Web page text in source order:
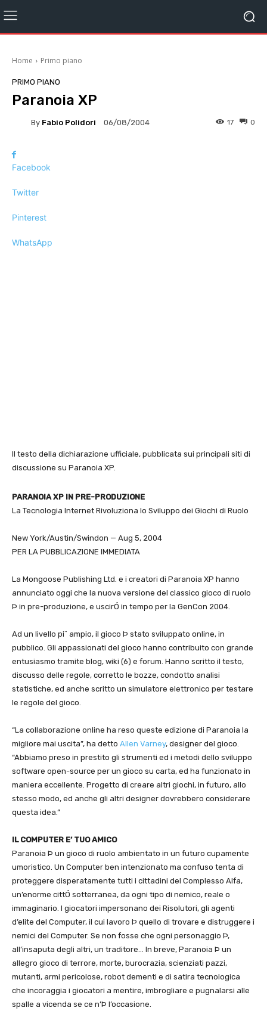
Home Primo piano
PRIMO PIANO
Paranoia XP
By Fabio Polidori 06/08/2004 0
17
Facebook
Twitter
Pinterest
WhatsApp
Il testo della dichiarazione ufficiale, pubblicata sui principali siti di
discussione su Paranoia XP.
PARANOIA XP IN PRE-PRODUZIONE
La Tecnologia Internet Rivoluziona lo Sviluppo dei Giochi di Ruolo
New York/Austin/Swindon — Aug 5, 2004
PER LA PUBBLICAZIONE IMMEDIATA
La Mongoose Publishing Ltd. e i creatori di Paranoia XP hanno
annunciato oggi che la nuova versione del classico gioco di ruolo
Þ in pre-produzione, e uscirÓ in tempo per la GenCon 2004.
Ad un livello pi¨ ampio, il gioco Þ stato sviluppato online, in
pubblico. Gli appassionati del gioco hanno contribuito con grande
entusiasmo tramite blog, wiki (6) e forum. Hanno scritto il testo,
discusso delle regole, corretto le bozze, condotto analisi
statistiche, ed anche scritto un simulatore elettronico per testare
le regole del gioco.
“La collaborazione online ha reso queste edizione di Paranoia la
migliore mai uscita”, ha detto Allen Varney, designer del gioco.
“Abbiamo preso in prestito gli strumenti ed i metodi dello sviluppo
software open-source per un gioco su carta, ed ha funzionato in
maniera eccellente. Progetto di creare altri giochi, in futuro, allo
stesso modo, ed anche gli altri designer dovrebbero considerare
questa idea.”
IL COMPUTER E’ TUO AMICO
Paranoia Þ un gioco di ruolo ambientato in un futuro cupamente
umoristico. Un Computer ben intenzionato ma confuso tenta di
proteggere disperatamente tutti i cittadini del Complesso Alfa,
un’enorme cittÓ sotterranea, da ogni tipo di nemico, reale o
immaginario. I giocatori impersonano dei Risolutori, gli agenti
d’elite del Computer, il cui lavoro Þ quello di trovare e distruggere i
nemici del Computer. Se non fosse che ogni personaggio Þ,
all’insaputa degli altri, un traditore… In breve, Paranoia Þ un
allegro gioco di terrore, morte, burocrazia, scienziati pazzi,
mutanti, armi pericolose, robot dementi e di satira tecnologica
che incoraggia i giocatori a mentire, imbrogliare e pugnalarsi alle
spalle a vicenda se ce n’Þ l’occasione.